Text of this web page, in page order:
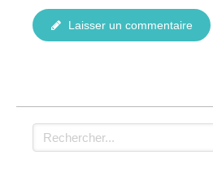
Laisser un commentaire
Rechercher